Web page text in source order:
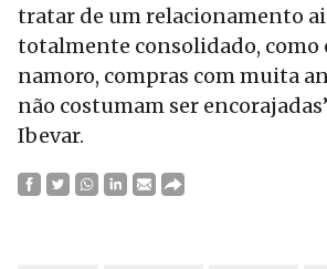
tratar de um relacionamento
totalmente consolidado, como
namoro, compras com muita
não costumam ser
Ibevar.